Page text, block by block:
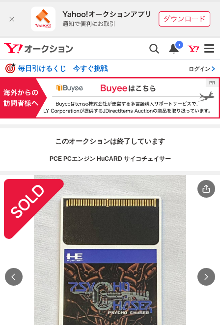
i
毎日引けるくじ 今すぐ挑戦 ログイン
このオークションは終了しています
PCE PCエンジン HuCARD サイコチェイサー